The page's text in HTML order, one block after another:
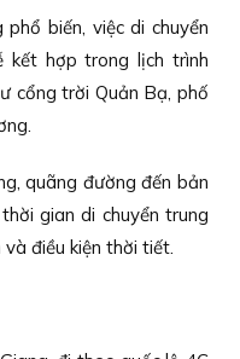
biến, việc di chuyển
kết hợp trong lịch trình
cổng trời Quản Bạ, phố
quãng đường đến bản
gian di chuyển trung
điều kiện thời tiết.